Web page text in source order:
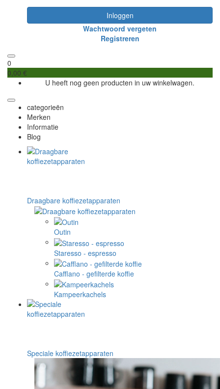
Inloggen
Wachtwoord vergeten
Registreren
0
0,00 €
U heeft nog geen producten in uw winkelwagen.
categorieën
Merken
Informatie
Blog
Draagbare koffiezetapparaten
Outin
Staresso - espresso
Cafflano - gefilterde koffie
Kampeerkachels
Speciale koffiezetapparaten